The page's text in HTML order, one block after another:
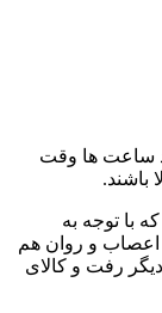
ساعت ها وقت
باشند.
با توجه به
اعصاب و روان هم
رفت و کالای